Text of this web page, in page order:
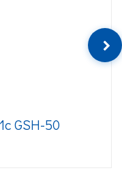
GSH-50